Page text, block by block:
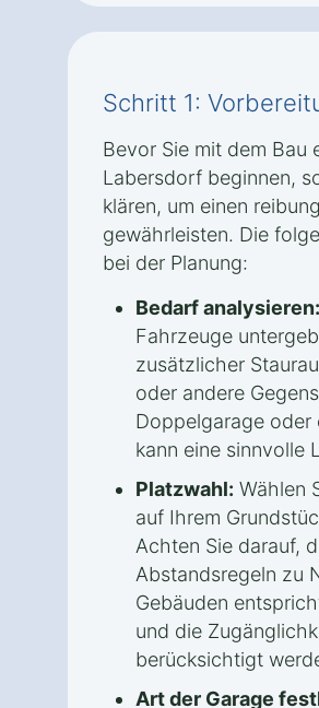
Schritt 1:
Bevor Sie mit dem Bau
Labersdorf beginnen,
klären, um einen
gewährleisten. Die
bei der Planung:
Bedarf analysieren:
Fahrzeuge
zusätzlicher
oder andere
Doppelgarage oder
kann eine sinnvolle
Platzwahl: Wählen
auf Ihrem
Achten Sie darauf,
Abstandsregeln zu
Gebäuden
und die
berücksichtigt
Art der Garage